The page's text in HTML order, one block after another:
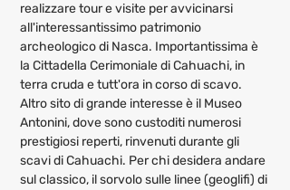
realizzare tour e visite per avvicinarsi
all'interessantissimo patrimonio
archeologico di Nasca. Importantissima è
la Cittadella Cerimoniale di Cahuachi, in
terra cruda e tutt'ora in corso di scavo.
Altro sito di grande interesse è il Museo
Antonini, dove sono custoditi numerosi
prestigiosi reperti, rinvenuti durante gli
scavi di Cahuachi. Per chi desidera andare
sul classico, il sorvolo sulle linee (geoglifi) di